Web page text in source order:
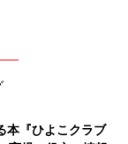
本『ひよこクラブ